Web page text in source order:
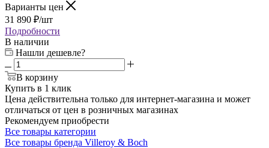
Варианты цен
31 890 ₽/шт
Подробности
В наличии
Нашли дешевле?
В корзину
Купить в 1 клик
Цена действительна только для интернет-магазина и может
отличаться от цен в розничных магазинах
Рекомендуем приобрести
Все товары категории
Все товары бренда Villeroy & Boch